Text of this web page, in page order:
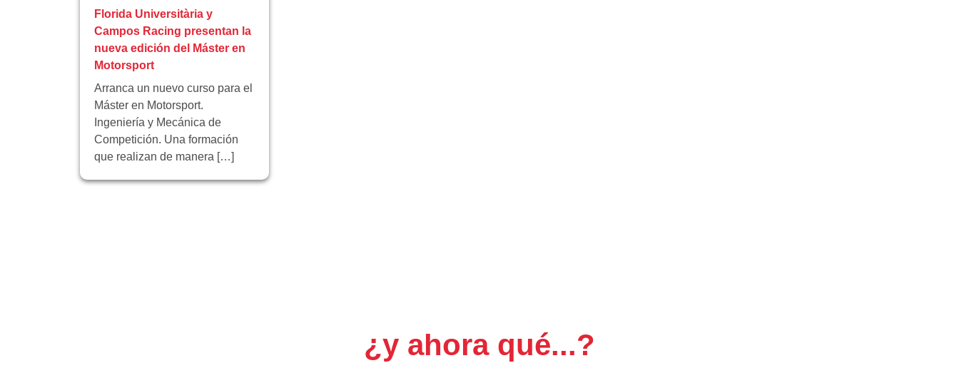
Florida Universitària y
Campos Racing presentan la
nueva edición del Máster en
Motorsport
Arranca un nuevo curso para el
Máster en Motorsport.
Ingeniería y Mecánica de
Competición. Una formación
que realizan de manera […]
¿y ahora qué...?